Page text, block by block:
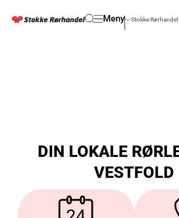
Meny Stokke Rørhandel
DIN LOKALE
VESTFOLD